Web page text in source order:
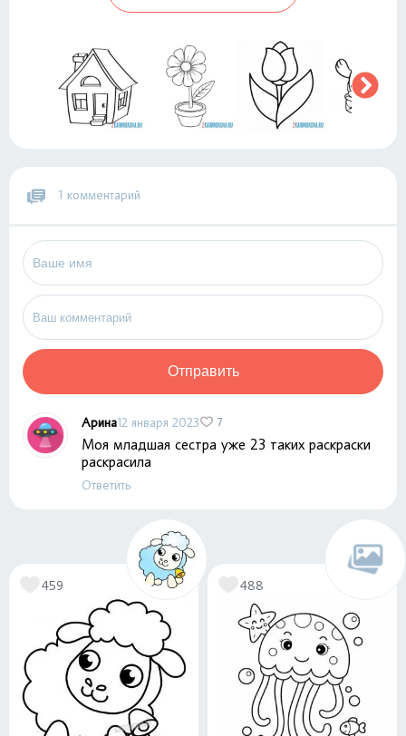
1 комментарий
Отправить
Арина12 января 2023 7
Моя младшая сестра уже 23 таких раскраски
раскрасила
Ответить
459 488